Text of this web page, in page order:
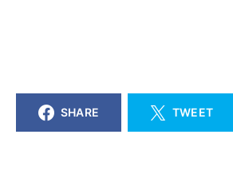
SHARE TWEET